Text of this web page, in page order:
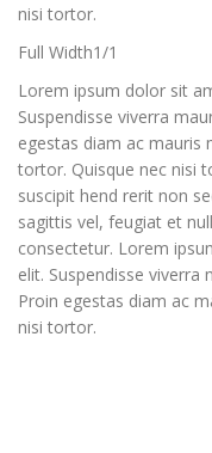
nisi tortor.
Full Width1/1
Lorem ipsum dolor sit
Suspendisse viverra
egestas diam ac mauris
tortor. Quisque nec nisi
suscipit hend rerit non
sagittis vel, feugiat et
consectetur. Lorem
elit. Suspendisse
Proin egestas diam ac
nisi tortor.